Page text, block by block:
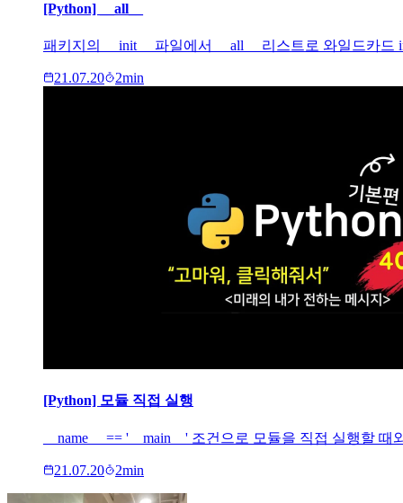
[Python] __all__
패키지의 __init__ 파일에서 __all__ 리스트로 와일드카
21.07.20 2min
[Python] 모듈 직접 실행
__name__ == '__main__' 조건으로 모듈을 직접 실행할
21.07.20 2min